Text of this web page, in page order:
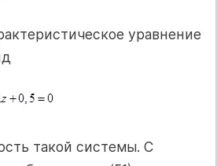
уравнение
такой системы. С